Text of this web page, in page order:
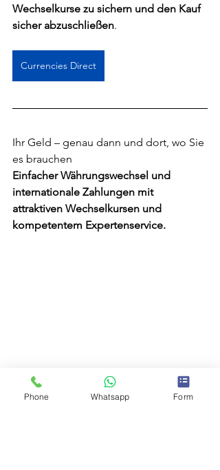
Wechselkurse zu sichern und den Kauf
sicher abzuschließen.
Currencies Direct
Ihr Geld – genau dann und dort, wo Sie
es brauchen
Einfacher Währungswechsel und
internationale Zahlungen mit
attraktiven Wechselkursen und
kompetentem Expertenservice.
Phone Whatsapp Form